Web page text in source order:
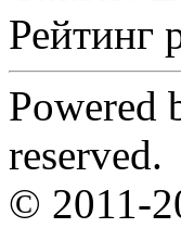
Рейтинг
Powered
reserved.
© 2011-